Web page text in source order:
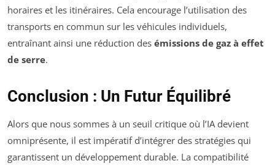
horaires et les itinéraires. Cela encourage l’utilisation des
transports en commun sur les véhicules individuels,
entraînant ainsi une réduction des émissions de gaz à effet
de serre.
Conclusion : Un Futur Équilibré
Alors que nous sommes à un seuil critique où l’IA devient
omniprésente, il est impératif d’intégrer des stratégies qui
garantissent un développement durable. La compatibilité